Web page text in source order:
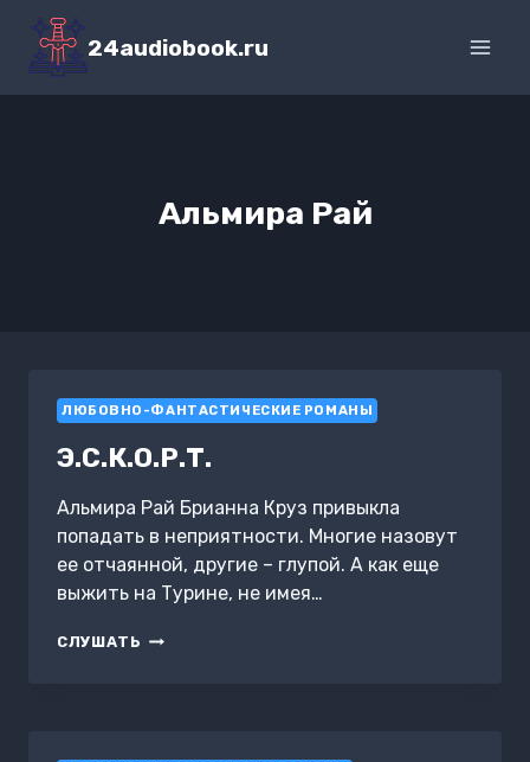
Перейти
содержимому
24audiobook.ru
Альмира Рай
ЛЮБОВНО-ФАНТАСТИЧЕСКИЕ РОМАНЫ
Э.С.К.О.Р.Т.
Альмира Рай Брианна Круз привыкла
попадать в неприятности. Многие назовут
ее отчаянной, другие – глупой. А как еще
выжить на Турине, не имея…
СЛУШАТЬ Э.С.К.О.Р.Т.